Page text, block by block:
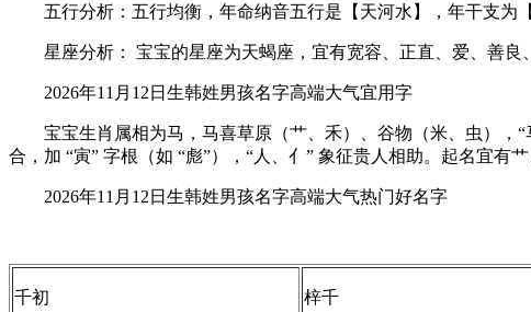
五行分析：五行均衡，年命纳音五行是【天河水】，年干支为【
星座分析： 宝宝的星座为天蝎座，宜有宽容、正直、爱、善良
2026年11月12日生韩姓男孩名字高端大气宜用字
宝宝生肖属相为马，马喜草原（艹、禾）、谷物（米、虫），“
合，加 “寅” 字根（如 “彪”），“人、亻” 象征贵人相助。起名宜
2026年11月12日生韩姓男孩名字高端大气热门好名字
千初 梓千